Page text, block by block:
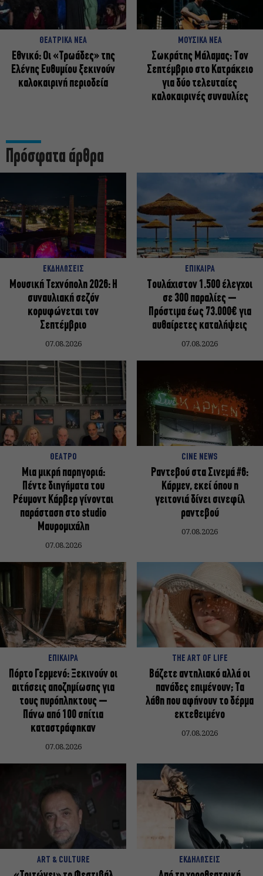
ΘΕΑΤΡΙΚΑ ΝΕΑ
Εθνικό: Οι «Τρωάδες» της
Ελένης Ευθυμίου ξεκινούν
καλοκαιρινή περιοδεία
ΜΟΥΣΙΚΑ ΝΕΑ
Σωκράτης Μάλαμας: Τον
Σεπτέμβριο στο Κατράκειο
για δύο τελευταίες
καλοκαιρινές συναυλίες
Πρόσφατα άρθρα
ΕΚΔΗΛΩΣΕΙΣ
Μουσική Τεχνόπολη 2026: Η
συναυλιακή σεζόν
κορυφώνεται τον
Σεπτέμβριο
07.08.2026
ΕΠΙΚΑΙΡΑ
Τουλάχιστον 1.500 έλεγχοι
σε 300 παραλίες –
Πρόστιμα έως 73.000€ για
αυθαίρετες καταλήψεις
07.08.2026
ΘΕΑΤΡΟ
Μια μικρή παρηγοριά:
Πέντε διηγήματα του
Ρέυμοντ Κάρβερ γίνονται
παράσταση στο studio
Μαυρομιχάλη
07.08.2026
CINE NEWS
Ραντεβού στα Σινεμά #6:
Κάρμεν, εκεί όπου η
γειτονιά δίνει σινεφίλ
ραντεβού
07.08.2026
ΕΠΙΚΑΙΡΑ
Πόρτο Γερμενό: Ξεκινούν οι
αιτήσεις αποζημίωσης για
τους πυρόπληκτους –
Πάνω από 100 σπίτια
καταστράφηκαν
07.08.2026
THE ART OF LIFE
Βάζετε αντηλιακό αλλά οι
πανάδες επιμένουν; Τα
λάθη που αφήνουν το δέρμα
εκτεθειμένο
07.08.2026
ART & CULTURE ΕΚΔΗΛΩΣΕΙΣ